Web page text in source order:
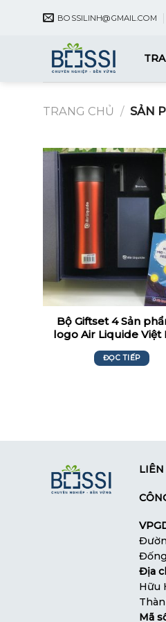
BOSSILINH@GMAIL.COM
TRANG CHỦ / SẢN
Bộ Giftset 4 Sản
logo Air Liquide Việt
ĐỌC TIẾP
Địa
Hữu
Mã